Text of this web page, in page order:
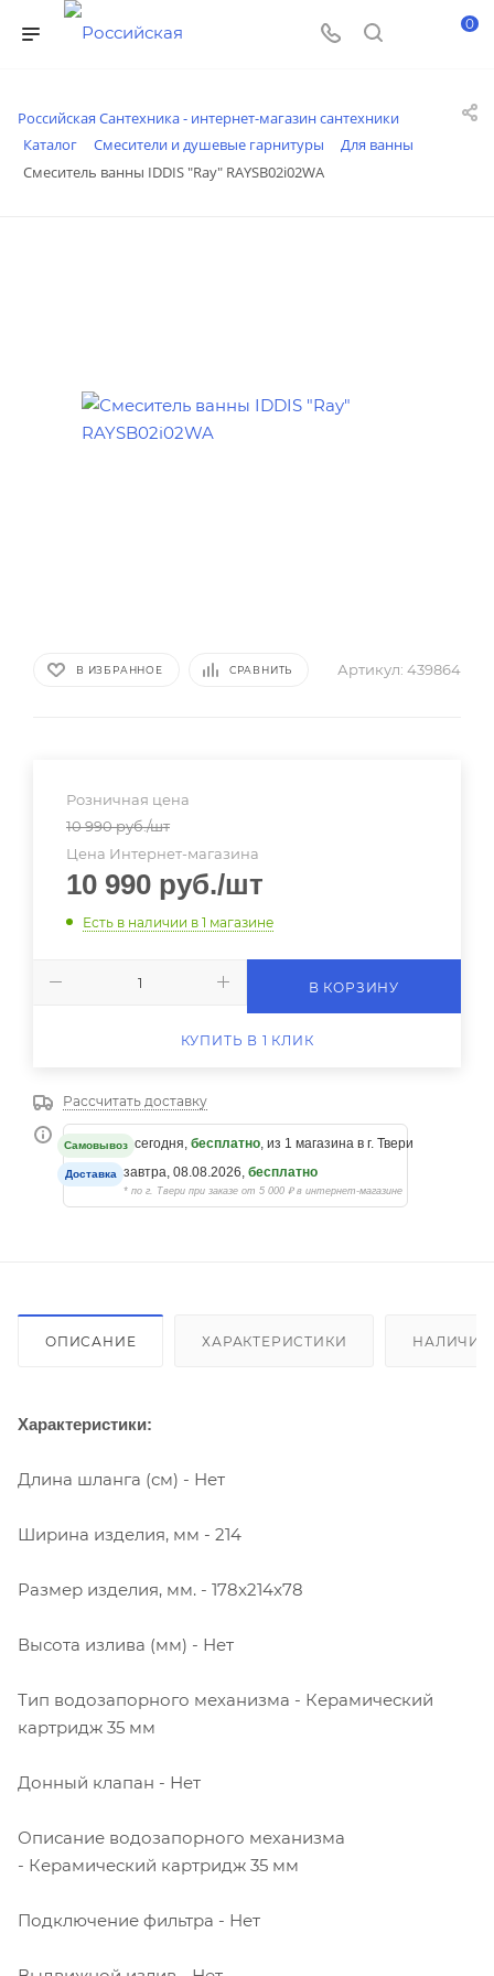
0
Российская Сантехника - интернет-магазин сантехники
Каталог
Смесители и душевые гарнитуры
Для ванны
Смеситель ванны IDDIS "Ray" RAYSB02i02WA
В ИЗБРАННОЕ СРАВНИТЬ Артикул: 439864
Розничная цена
10 990руб./шт
Цена Интернет-магазина
10 990 руб./шт
Есть в наличии в 1 магазине
В КОРЗИНУ
КУПИТЬ В 1 КЛИК
Рассчитать доставку
Самовывоз сегодня, бесплатно , из 1 магазина в г. Твери
Доставка завтра, 08.08.2026, бесплатно
* по г. Твери при заказе от 5 000 ₽ в интернет-магазине
ОПИСАНИЕ ХАРАКТЕРИСТИКИ НАЛИЧИЕ
Характеристики:
Длина шланга (см) - Нет
Ширина изделия, мм - 214
Размер изделия, мм. - 178x214x78
Высота излива (мм) - Нет
Тип водозапорного механизма - Керамический
картридж 35 мм
Донный клапан - Нет
Описание водозапорного механизма
- Керамический картридж 35 мм
Подключение фильтра - Нет